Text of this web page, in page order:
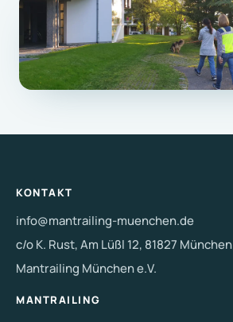
KONTAKT
info@mantrailing-muenchen.de
c/o K. Rust, Am Lüßl 12, 81827 München
Mantrailing München e.V.
MANTRAILING